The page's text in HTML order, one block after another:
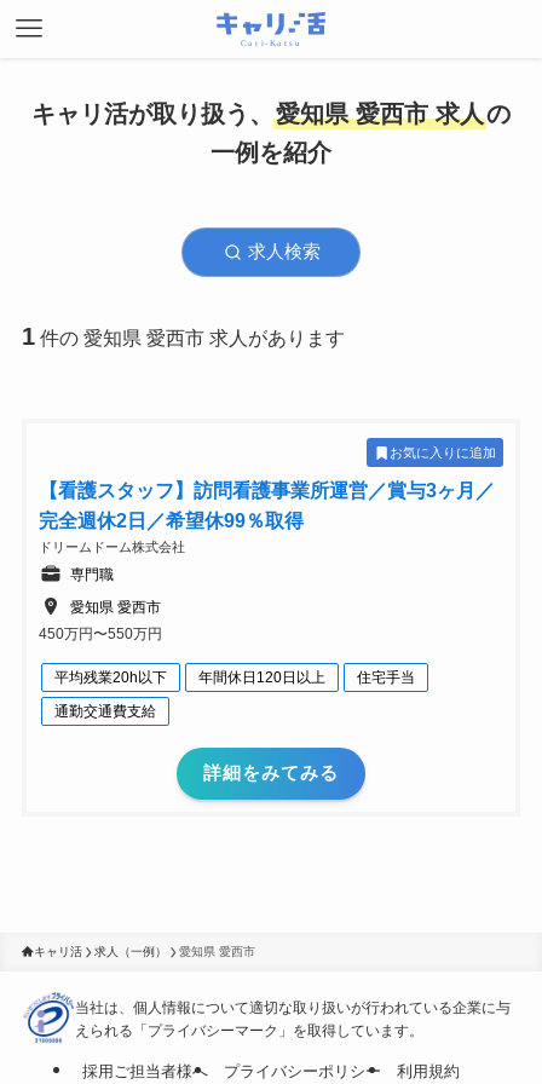
キャリ活が取り扱う、 愛知県 愛西市 求人の
一例を紹介
求人検索
1 件の 愛知県 愛西市 求人があります
お気に入りに追加
【看護スタッフ】訪問看護事業所運営／賞与3ヶ月／
完全週休2日／希望休99％取得
ドリームドーム株式会社
専門職
愛知県 愛西市
450万円〜550万円
平均残業20h以下 年間休日120日以上
住宅手当
通勤交通費支給
詳細をみてみる
キャリ活 求人（一例） 愛知県 愛西市
当社は、個人情報について適切な取り扱いが行われている企業に与
えられる「プライバシーマーク」を取得しています。
採用ご担当者様へ プライバシーポリシー 利用規約